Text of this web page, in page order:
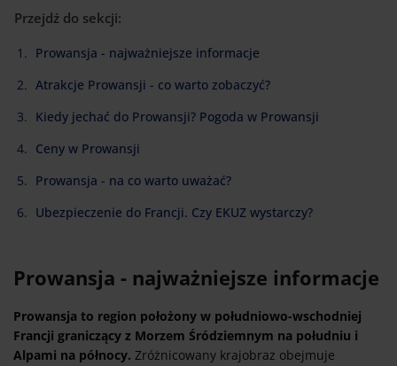
Przejdź do sekcji:
Prowansja - najważniejsze informacje
Atrakcje Prowansji - co warto zobaczyć?
Kiedy jechać do Prowansji? Pogoda w Prowansji
Ceny w Prowansji
Prowansja - na co warto uważać?
Ubezpieczenie do Francji. Czy EKUZ wystarczy?
Prowansja - najważniejsze informacje
Prowansja to region położony w południowo-wschodniej
Francji graniczący z Morzem Śródziemnym na południu i
Alpami na północy. Zróżnicowany krajobraz obejmuje